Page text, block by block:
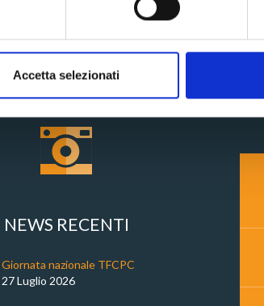
Accetta selezionati
NEWS RECENTI
Giornata nazionale TFCPC
27 Luglio 2026